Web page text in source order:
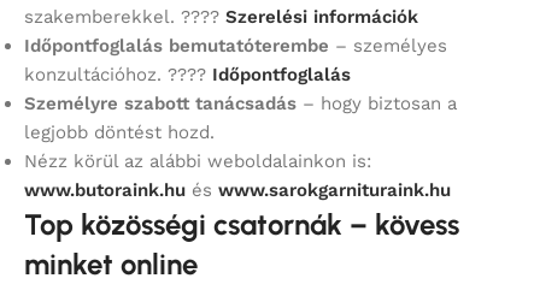
szakemberekkel. ???? Szerelési információk
Időpontfoglalás bemutatóterembe – személyes
konzultációhoz. ???? Időpontfoglalás
Személyre szabott tanácsadás – hogy biztosan a
legjobb döntést hozd.
Nézz körül az alábbi weboldalainkon is:
www.butoraink.hu és www.sarokgarnituraink.hu
Top közösségi csatornák – kövess
minket online